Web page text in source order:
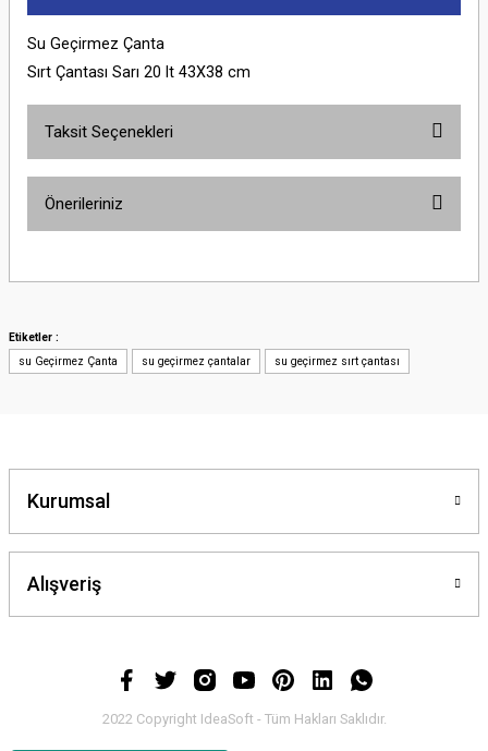
Su Geçirmez Çanta
Sırt Çantası Sarı 20 lt 43X38 cm
Taksit Seçenekleri
Önerileriniz
Ürün resmi kalitesiz, bozuk veya görüntülenemiyor.
Ürün fiyatı diğer sitelerden daha pahalı.
Bu ürüne benzer farklı alternatifler olmalı.
Etiketler :
su Geçirmez Çanta
su geçirmez çantalar su geçirmez sırt çantası
Kurumsal
Alışveriş
2022 Copyright IdeaSoft - Tüm Hakları Saklıdır.